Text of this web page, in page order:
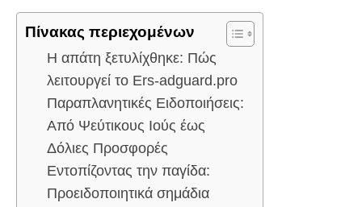
Πίνακας περιεχομένων
Η απάτη ξετυλίχθηκε: Πώς
λειτουργεί το Ers-adguard.pro
Παραπλανητικές Ειδοποιήσεις:
Από Ψεύτικους Ιούς έως
Δόλιες Προσφορές
Εντοπίζοντας την παγίδα:
Προειδοποιητικά σημάδια